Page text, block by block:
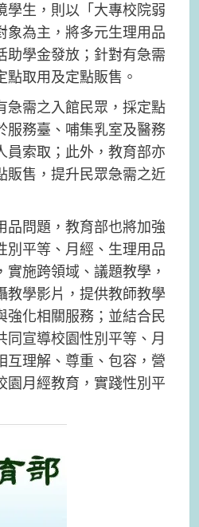
學生，則以「大專校院弱
象為主，將多元生理用品
助學金發放；針對有急需
取用及定點販售。
急需之入館民眾，採定點
服務臺、哺集乳室及醫務
員索取；此外，教育部亦
販售，提升民眾急需之近
品問題，教育部也將加強
別平等、月經、生理用品
施跨領域、議題教學，
教學影片，提供教師教學
強化相關服務；並結合民
同宣導校園性別平等、月
互理解、尊重、包容，營
園月經教育，實踐性別平